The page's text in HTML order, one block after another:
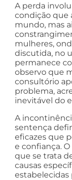
A perda
condição que
mundo, mas
mulheres,
discutida, no
permanece
observo que
consultório
problema,
inevitável do
A
sentença
eficazes que
e confiança.
que se trata
causas
estabelecidas